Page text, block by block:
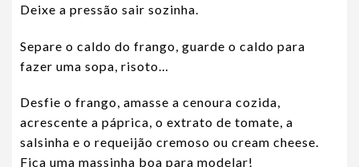
Deixe a pressão sair sozinha.
Separe o caldo do frango, guarde o caldo para
fazer uma sopa, risoto…
Desfie o frango, amasse a cenoura cozida,
acrescente a páprica, o extrato de tomate, a
salsinha e o requeijão cremoso ou cream cheese.
Fica uma massinha boa para modelar!